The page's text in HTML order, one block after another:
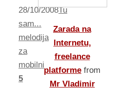
28/10/2008Tu
sam...
melodija
za
mobilni
5
Zarada na
Internetu,
freelance
platforme from
Mr Vladimir